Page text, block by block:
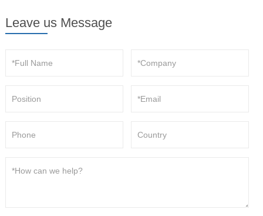
Leave us Message